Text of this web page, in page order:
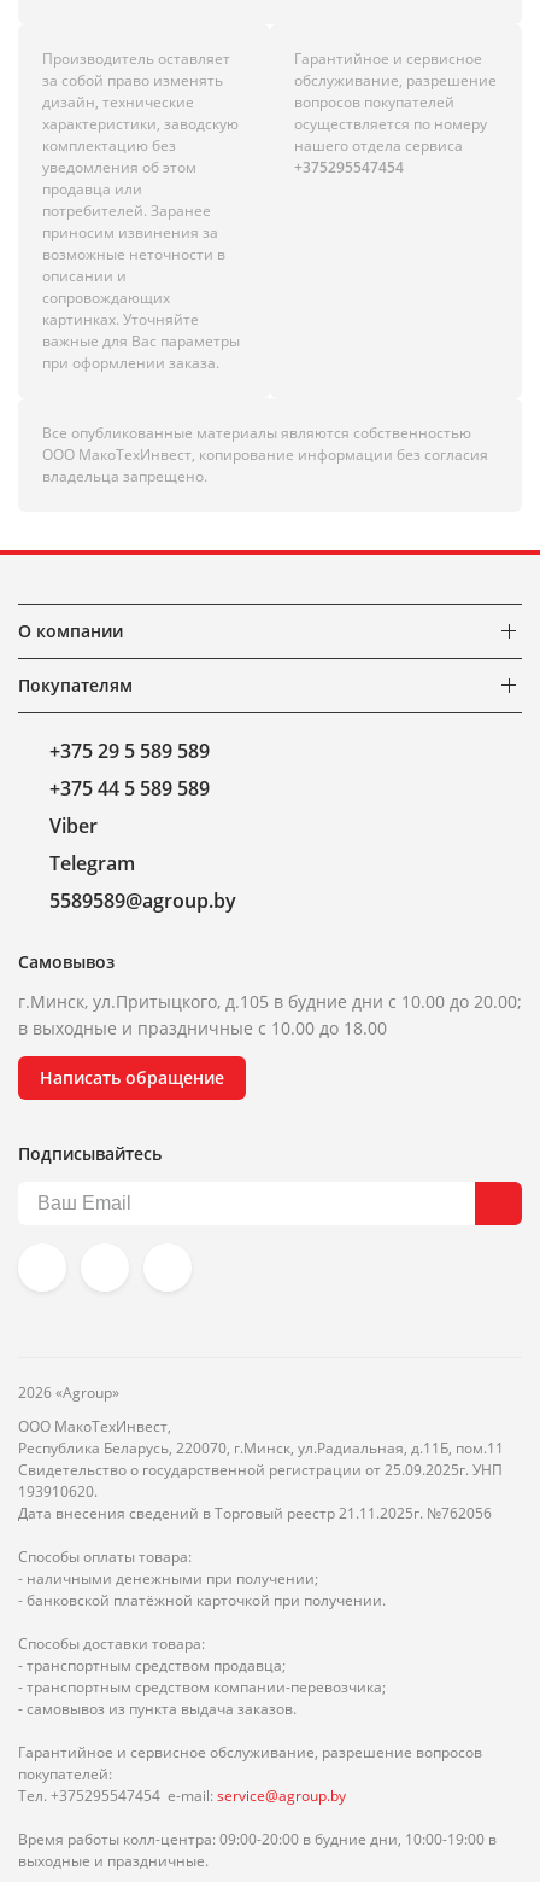
Производитель оставляет
за собой право изменять
дизайн, технические
характеристики, заводскую
комплектацию без
уведомления об этом
продавца или
потребителей. Заранее
приносим извинения за
возможные неточности в
описании и
сопровождающих
картинках. Уточняйте
важные для Вас параметры
при оформлении заказа.
Гарантийное и сервисное
обслуживание, разрешение
вопросов покупателей
осуществляется по номеру
нашего отдела сервиса
+375295547454
Все опубликованные материалы являются собственностью
ООО МакоТехИнвест, копирование информации без согласия
владельца запрещено.
О компании
Покупателям
+375 29 5 589 589
+375 44 5 589 589
Viber
Telegram
5589589@agroup.by
Самовывоз
г.Минск, ул.Притыцкого, д.105 в будние дни с 10.00 до 20.00;
в выходные и праздничные с 10.00 до 18.00
Написать обращение
Подписывайтесь
2026 «Agroup»
ООО МакоТехИнвест,
Республика Беларусь, 220070, г.Минск, ул.Радиальная, д.11Б, пом.11
Свидетельство о государственной регистрации от 25.09.2025г. УНП
193910620.
Дата внесения сведений в Торговый реестр 21.11.2025г. №762056
Способы оплаты товара:
- наличными денежными при получении;
- банковской платёжной карточкой при получении.
Способы доставки товара:
- транспортным средством продавца;
- транспортным средством компании-перевозчика;
- самовывоз из пункта выдача заказов.
Гарантийное и сервисное обслуживание, разрешение вопросов
покупателей:
Тел. +375295547454 e-mail: service@agroup.by
Время работы колл-центра: 09:00-20:00 в будние дни, 10:00-19:00 в
выходные и праздничные.